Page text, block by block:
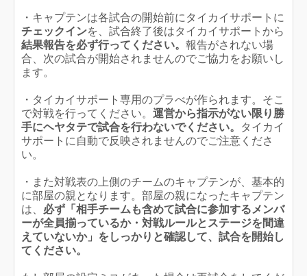
・キャプテンは各試合の開始前にタイカイサポートに
チェックインを、試合終了後はタイカイサポートから
結果報告を必ず行ってください。 報告がされない場
合、次の試合が開始されませんのでご協力をお願いし
ます。
・タイカイサポート専用のプラべが作られます。そこ
で対戦を行ってください。 運営から指示がない限り勝
手にヘヤタテで試合を行わないでください。
タイカイ
サポートに自動で反映されませんのでご注意くださ
い。
・また対戦表の上側のチームのキャプテンが、基本的
に部屋の親となります。部屋の親になったキャプテン
は、 必ず「相手チームも含めて試合に参加するメンバ
ーが全員揃っているか・対戦ルールとステージを間違
えていないか」をしっかりと確認して、試合を開始し
てください。